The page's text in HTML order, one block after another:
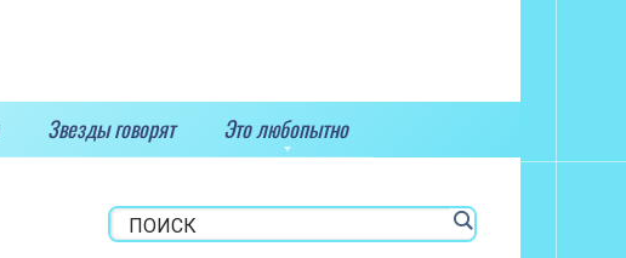
Звезды говорят Это любопытно